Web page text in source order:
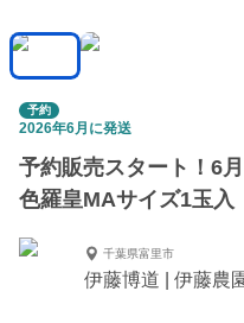
予約
2026年6月に発送
予約販売スタート！6
色羅皇MAサイズ1玉入
千葉県富里市
伊藤博道 | 伊藤農